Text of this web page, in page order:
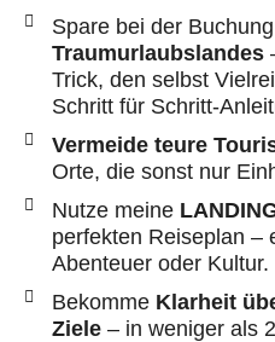
Spare bei der Buchung
Traumurlaubslandes
Trick, den selbst
Schritt für Schritt-
Vermeide teure
Orte, die sonst nur
Nutze meine
perfekten Reiseplan –
Abenteuer oder Kultur.
Bekomme Klarheit
Ziele– in weniger als